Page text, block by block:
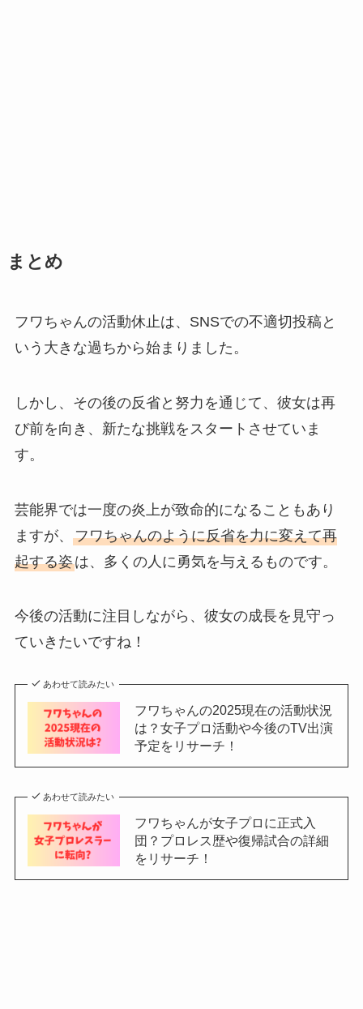
まとめ
フワちゃんの活動休止は、SNSでの不適切投稿と
いう大きな過ちから始まりました。
しかし、その後の反省と努力を通じて、彼女は再
び前を向き、新たな挑戦をスタートさせていま
す。
芸能界では一度の炎上が致命的になることもあり
ますが、 フワちゃんのように反省を力に変えて再
起する姿は、多くの人に勇気を与えるものです。
今後の活動に注目しながら、彼女の成長を見守っ
ていきたいですね！
あわせて読みたい
フワちゃんの2025現在の活動状況
は？女子プロ活動や今後のTV出演
予定をリサーチ！
あわせて読みたい
フワちゃんが女子プロに正式入
団？プロレス歴や復帰試合の詳細
をリサーチ！